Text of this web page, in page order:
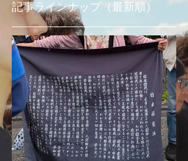
記事ラインナップ（最新順）